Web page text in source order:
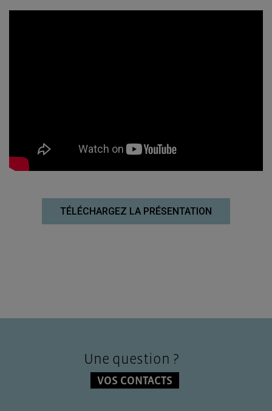
TÉLÉCHARGEZ LA PRÉSENTATION
Une question ?
VOS CONTACTS